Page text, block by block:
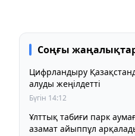
Соңғы
Цифрландыру
алуды жеңілдетті
Бүгін 14:12
Ұлттық табиғи парк
азамат айыппұл